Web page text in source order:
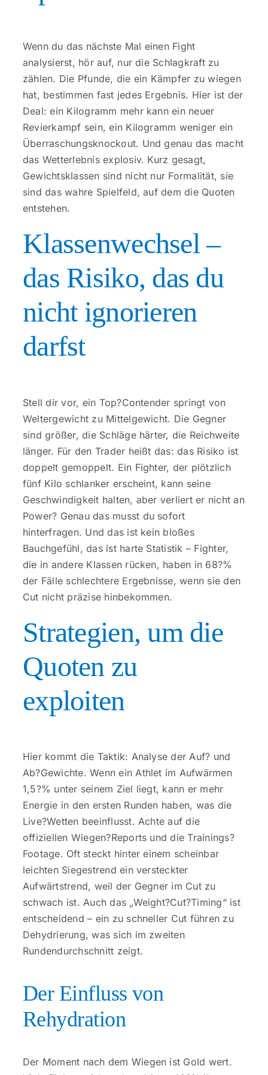
Wenn du das nächste Mal einen Fight
analysierst, hör auf, nur die Schlagkraft zu
zählen. Die Pfunde, die ein Kämpfer zu wiegen
hat, bestimmen fast jedes Ergebnis. Hier ist der
Deal: ein Kilogramm mehr kann ein neuer
Revierkampf sein, ein Kilogramm weniger ein
Überraschungsknockout. Und genau das macht
das Wetterlebnis explosiv. Kurz gesagt,
Gewichtsklassen sind nicht nur Formalität, sie
sind das wahre Spielfeld, auf dem die Quoten
entstehen.
Klassenwechsel –
das Risiko, das du
nicht ignorieren
darfst
Stell dir vor, ein Top?Contender springt von
Weltergewicht zu Mittelgewicht. Die Gegner
sind größer, die Schläge härter, die Reichweite
länger. Für den Trader heißt das: das Risiko ist
doppelt gemoppelt. Ein Fighter, der plötzlich
fünf Kilo schlanker erscheint, kann seine
Geschwindigkeit halten, aber verliert er nicht an
Power? Genau das musst du sofort
hinterfragen. Und das ist kein bloßes
Bauchgefühl, das ist harte Statistik – Fighter,
die in andere Klassen rücken, haben in 68?%
der Fälle schlechtere Ergebnisse, wenn sie den
Cut nicht präzise hinbekommen.
Strategien, um die
Quoten zu
exploiten
Hier kommt die Taktik: Analyse der Auf? und
Ab?Gewichte. Wenn ein Athlet im Aufwärmen
1,5?% unter seinem Ziel liegt, kann er mehr
Energie in den ersten Runden haben, was die
Live?Wetten beeinflusst. Achte auf die
offiziellen Wiegen?Reports und die Trainings?
Footage. Oft steckt hinter einem scheinbar
leichten Siegestrend ein versteckter
Aufwärtstrend, weil der Gegner im Cut zu
schwach ist. Auch das „Weight?Cut?Timing“ ist
entscheidend – ein zu schneller Cut führen zu
Dehydrierung, was sich im zweiten
Rundendurchschnitt zeigt.
Der Einfluss von
Rehydration
Der Moment nach dem Wiegen ist Gold wert.